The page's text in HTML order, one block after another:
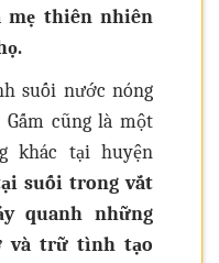
mẹ thiên nhiên
suối nước nóng
cũng là một
khác tại huyện
suối trong vắt
quanh những
và trữ tình tạo